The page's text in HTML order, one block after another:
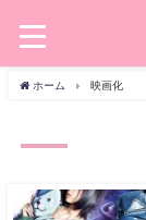
ホーム 映画化